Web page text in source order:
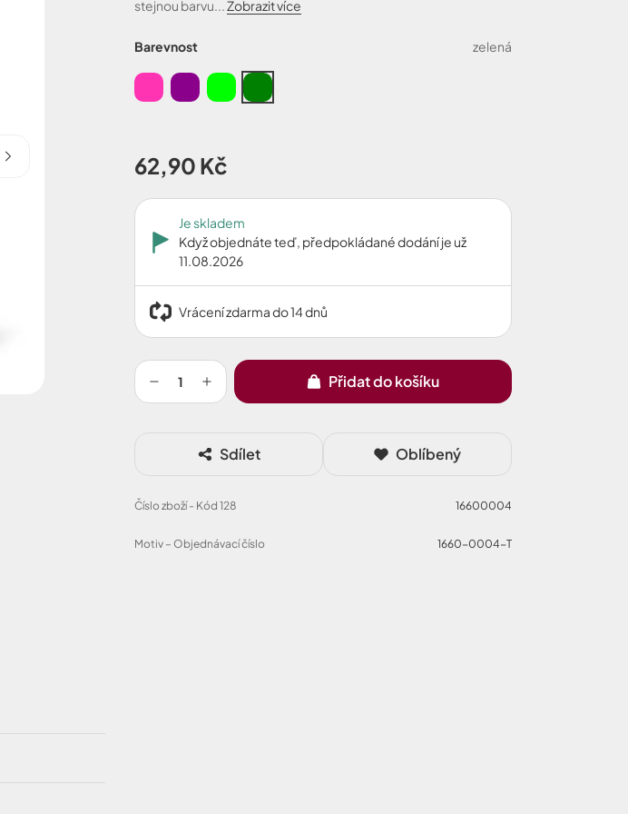
stejnou barvu...Zobrazit více
Barevnost zelená
62,90 Kč
Je skladem
Když objednáte teď, předpokládané dodání je už
11.08.2026
Vrácení zdarma do 14 dnů
Přidat do košíku
Sdílet Oblíbený
Číslo zboží - Kód 128 16600004
Motiv – Objednávací číslo 1660-0004-T